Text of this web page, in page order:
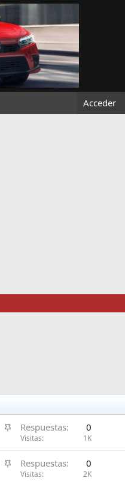
Acceder
A
c
l
Respuestas 0
Visitas 1K
A
Respuestas 0
Visitas 2K